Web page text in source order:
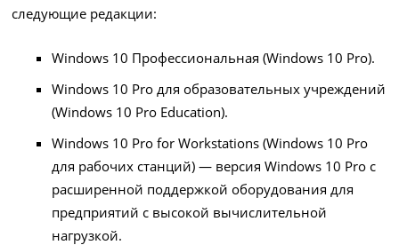
следующие редакции:
Windows 10 Профессиональная (Windows 10 Pro).
Windows 10 Pro для образовательных учреждений
(Windows 10 Pro Education).
Windows 10 Pro for Workstations (Windows 10 Pro
для рабочих станций) — версия Windows 10 Pro с
расширенной поддержкой оборудования для
предприятий с высокой вычислительной
нагрузкой.